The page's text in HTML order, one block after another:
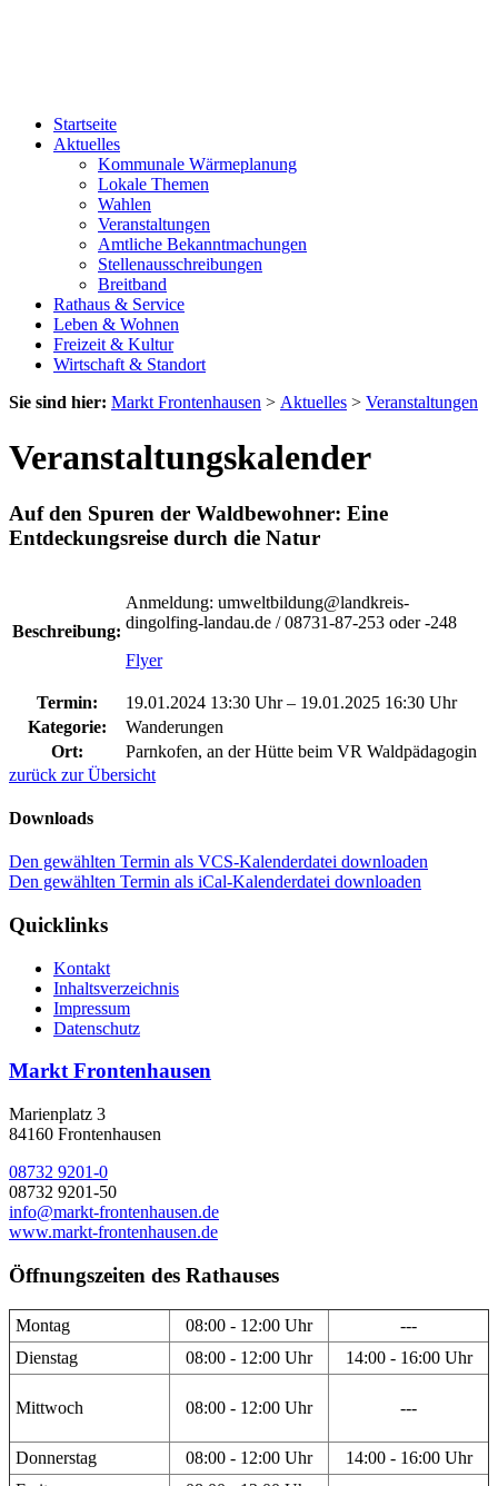
Startseite
Aktuelles
Kommunale Wärmeplanung
Lokale Themen
Wahlen
Veranstaltungen
Amtliche Bekanntmachungen
Stellenausschreibungen
Breitband
Rathaus & Service
Leben & Wohnen
Freizeit & Kultur
Wirtschaft & Standort
Sie sind hier: Markt Frontenhausen > Aktuelles > Veranstaltungen
Veranstaltungskalender
Auf den Spuren der Waldbewohner: Eine
Entdeckungsreise durch die Natur
Beschreibung:
Anmeldung: umweltbildung@landkreis-
dingolfing-landau.de / 08731-87-253 oder -248
Flyer
Termin: 19.01.2024 13:30 Uhr– 19.01.2025 16:30 Uhr
Kategorie:
Wanderungen
Ort:
Parnkofen, an der Hütte beim VR Waldpädagogin
zurück zur Übersicht
Downloads
Den gewählten Termin als VCS-Kalenderdatei downloaden
Den gewählten Termin als iCal-Kalenderdatei downloaden
Quicklinks
Kontakt
Inhaltsverzeichnis
Impressum
Datenschutz
Markt Frontenhausen
Marienplatz 3
84160 Frontenhausen
08732 9201-0
08732 9201-50
info@markt-frontenhausen.de
www.markt-frontenhausen.de
Öffnungszeiten des Rathauses
Montag 08:00 - 12:00 Uhr
---
Dienstag
08:00 - 12:00 Uhr 14:00 - 16:00 Uhr
Mittwoch 08:00 - 12:00 Uhr ---
Donnerstag 08:00 - 12:00 Uhr
14:00 - 16:00 Uhr